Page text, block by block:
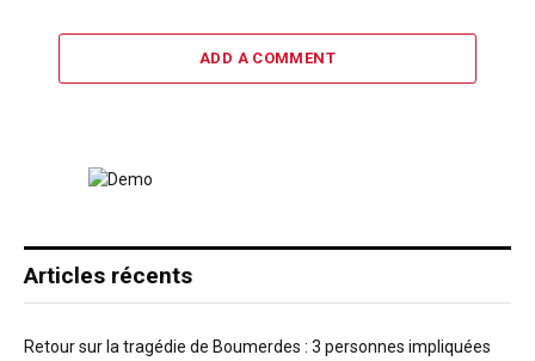
ADD A COMMENT
Articles récents
Retour sur la tragédie de Boumerdes : 3 personnes impliquées